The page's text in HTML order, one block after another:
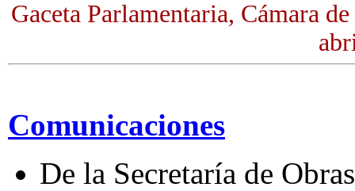
Gaceta Parlamentaria, Cámara
Comunicaciones
De la Secretaría de